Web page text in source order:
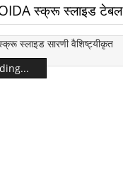
स्क्रू स्लाइड टेबल